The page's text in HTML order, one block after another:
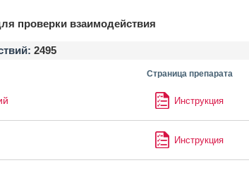
проверки взаимодействия
2495
Страница препарата
Инструкция
Инструкция